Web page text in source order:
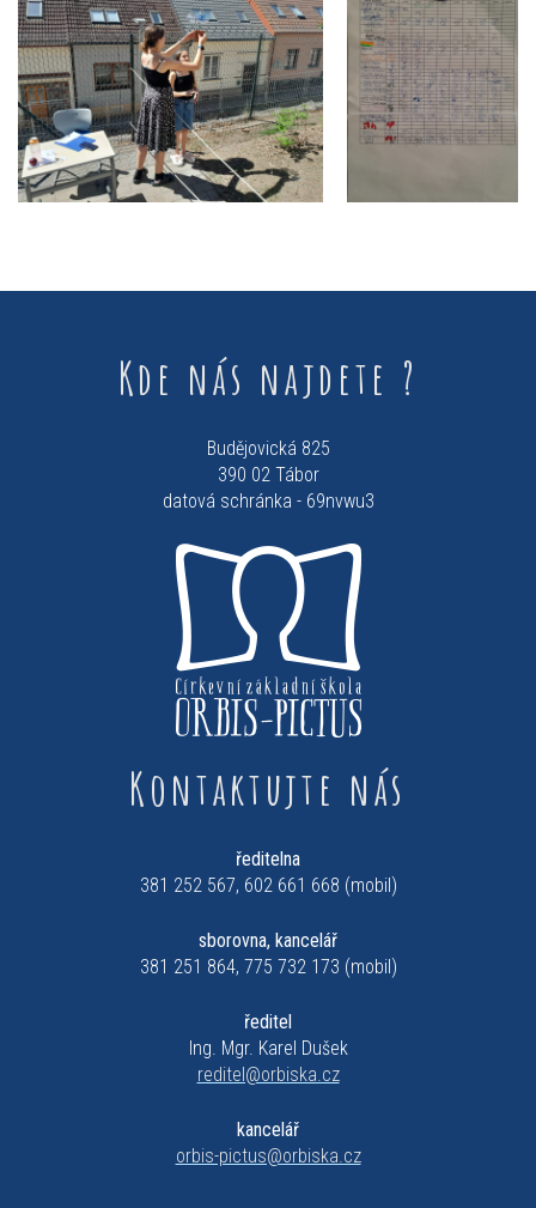
Kde nás najdete ?
Budějovická 825
390 02 Tábor
datová schránka - 69nvwu3
Kontaktujte nás
ředitelna
381 252 567, 602 661 668 (mobil)
sborovna, kancelář
381 251 864, 775 732 173 (mobil)
ředitel
Ing. Mgr. Karel Dušek
reditel@orbiska.cz
kancelář
orbis-pictus@orbiska.cz